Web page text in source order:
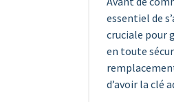
essentiel de
cruciale pour
en toute
d’avoir la clé